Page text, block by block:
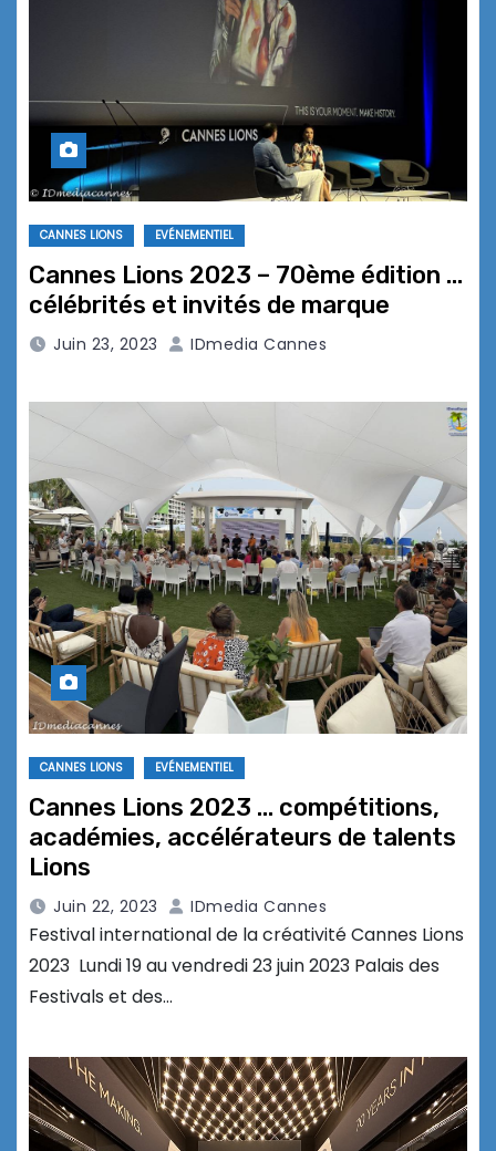
CANNES LIONS EVÉNEMENTIEL
Cannes Lions 2023 – 70ème édition …
célébrités et invités de marque
Juin 23, 2023 IDmedia Cannes
CANNES LIONS EVÉNEMENTIEL
Cannes Lions 2023 … compétitions,
académies, accélérateurs de talents
Lions
Juin 22, 2023 IDmedia Cannes
Festival international de la créativité Cannes Lions
2023 Lundi 19 au vendredi 23 juin 2023 Palais des
Festivals et des…